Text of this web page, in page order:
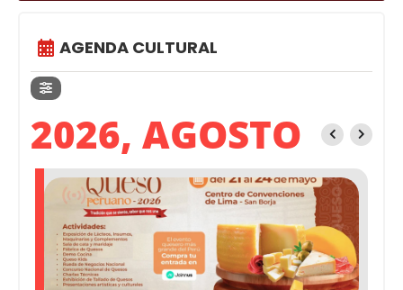
AGENDA CULTURAL
2026, AGOSTO